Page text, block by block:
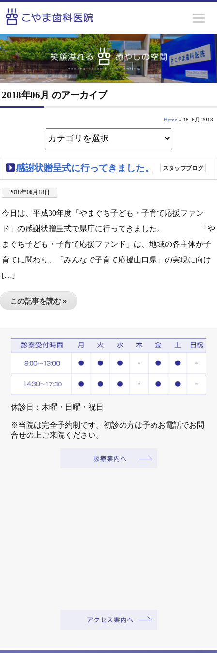
2018年06月 のアーカイブ
Home » 18. 6月 2018
感謝状贈呈式に行ってきました。 スタッフブログ
2018年06月18日
今日は、平成30年度「やまぐち子ども・子育て応援ファン
ド」の感謝状贈呈式で県庁に行ってきました。 「や
まぐち子ども・子育て応援ファンド」は、地域の各主体が子
育てに関わり、「みんなで子育て応援山口県」の実現に向け
[…]
この記事を読む »
休診日：木曜・日曜・祝日
※当院は完全予約制です。初診の方は予めお電話でお問
合せの上ご来院ください。